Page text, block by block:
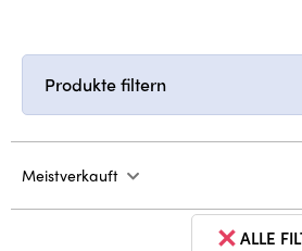
Produkte filtern
Meistverkauft
ALLE